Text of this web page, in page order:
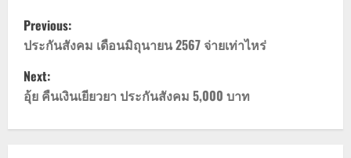
P
o
s
Previous:
ประกันสังคม เดือนมิถุนายน 2567 จ่ายเท่าไหร่
Next:
อุ้ย คืนเงินเยียวยา ประกันสังคม 5,000 บาท